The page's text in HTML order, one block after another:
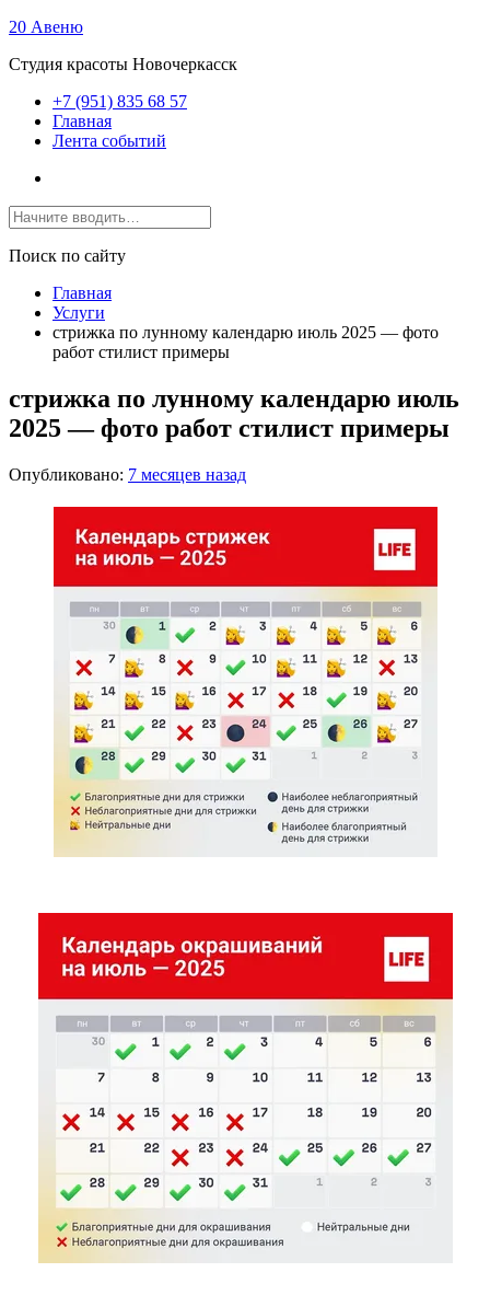
20 Авеню
Студия красоты Новочеркасск
+7 (951) 835 68 57
Главная
Лента событий
Поиск по сайту
Главная
Услуги
стрижка по лунному календарю июль 2025 — фото
работ стилист примеры
стрижка по лунному календарю июль
2025 — фото работ стилист примеры
Опубликовано: 7 месяцев назад